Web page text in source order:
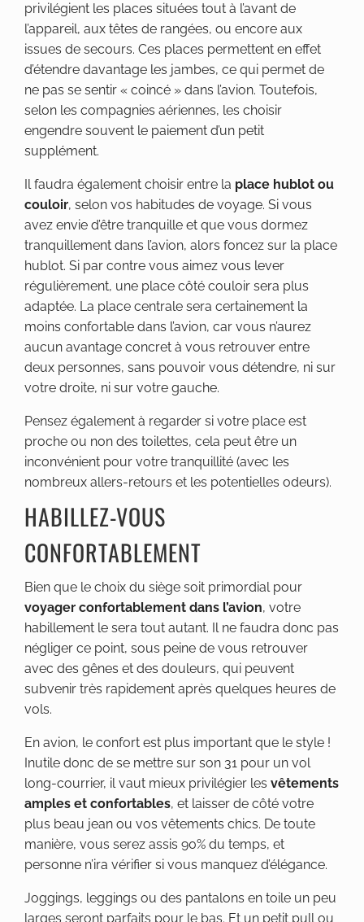
privilégient les places situées tout à l’avant de
l’appareil, aux têtes de rangées, ou encore aux
issues de secours. Ces places permettent en effet
d’étendre davantage les jambes, ce qui permet de
ne pas se sentir « coincé » dans l’avion. Toutefois,
selon les compagnies aériennes, les choisir
engendre souvent le paiement d’un petit
supplément.
Il faudra également choisir entre la place hublot ou
couloir, selon vos habitudes de voyage. Si vous
avez envie d’être tranquille et que vous dormez
tranquillement dans l’avion, alors foncez sur la place
hublot. Si par contre vous aimez vous lever
régulièrement, une place côté couloir sera plus
adaptée. La place centrale sera certainement la
moins confortable dans l’avion, car vous n’aurez
aucun avantage concret à vous retrouver entre
deux personnes, sans pouvoir vous détendre, ni sur
votre droite, ni sur votre gauche.
Pensez également à regarder si votre place est
proche ou non des toilettes, cela peut être un
inconvénient pour votre tranquillité (avec les
nombreux allers-retours et les potentielles odeurs).
HABILLEZ-VOUS
CONFORTABLEMENT
Bien que le choix du siège soit primordial pour
voyager confortablement dans l’avion, votre
habillement le sera tout autant. Il ne faudra donc pas
négliger ce point, sous peine de vous retrouver
avec des gênes et des douleurs, qui peuvent
subvenir très rapidement après quelques heures de
vols.
En avion, le confort est plus important que le style !
Inutile donc de se mettre sur son 31 pour un vol
long-courrier, il vaut mieux privilégier les vêtements
amples et confortables, et laisser de côté votre
plus beau jean ou vos vêtements chics. De toute
manière, vous serez assis 90% du temps, et
personne n’ira vérifier si vous manquez d’élégance.
Joggings, leggings ou des pantalons en toile un peu
larges seront parfaits pour le bas. Et un petit pull ou